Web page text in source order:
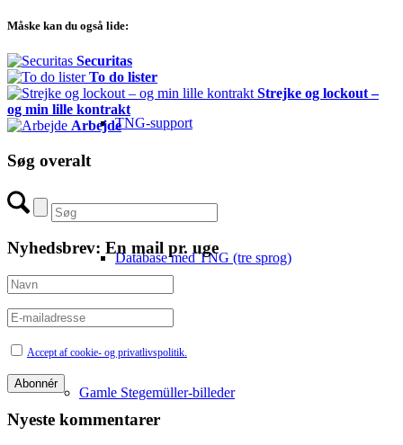
TNG-support
Database med TNG (tre sprog)
Gamle Stegemüller-billeder
Måske kan du også lide:
Securitas
To do lister
Strejke og lockout –
og min lille kontrakt
Arbejde
Søg overalt
Nyhedsbrev: En mail pr. uge
Accept af cookie- og privatlivspolitik.
Nyeste kommentarer